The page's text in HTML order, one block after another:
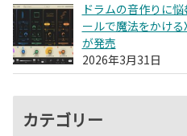
ドラムの音作りに
ールで魔法をかけ
が発売
2026年3月31日
カテゴリー